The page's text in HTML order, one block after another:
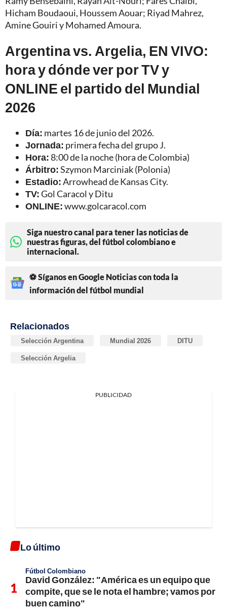
Hicham Boudaoui, Houssem Aouar; Riyad Mahrez,
Amine Gouiri y Mohamed Amoura.
Argentina vs. Argelia, EN VIVO:
hora y dónde ver por TV y
ONLINE el partido del Mundial
2026
Día: martes 16 de junio del 2026.
Jornada: primera fecha del grupo J.
Hora:8:00 de la noche (hora de Colombia)
Árbitro:Szymon Marciniak (Polonia)
Estadio:Arrowhead de Kansas City.
TV:Gol Caracol y Ditu
ONLINE:www.golcaracol.com
Siga nuestro canal para tener las noticias de
nuestras figuras, del fútbol colombiano e
internacional.
⚽ Síganos en Google Noticias con toda la
información del fútbol mundial
Relacionados
Selección Argentina Mundial 2026 DITU
Selección Argelia
PUBLICIDAD
Lo último
Fútbol Colombiano
David González: "América es un equipo que
compite, que se le nota el hambre; vamos por
buen camino"